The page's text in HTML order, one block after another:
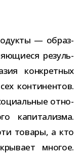
— образ­
резуль­
кон­крет­ных
кон­ти­нен­тов.
отно­
капи­та­лизма.
товары, а кто
мно­гое.